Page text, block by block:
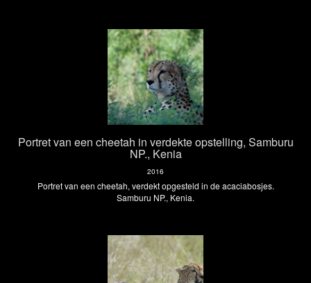
Portret van een cheetah in verdekte opstelling, Samburu
NP., Kenia
2016
Portret van een cheetah, verdekt opgesteld in de acaciabosjes.
Samburu NP., Kenia.